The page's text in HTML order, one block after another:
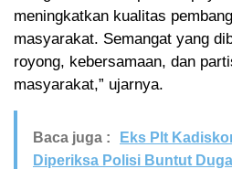
meningkatkan kualitas
masyarakat. Semangat yang
royong, kebersamaan, dan
masyarakat,” ujarnya.
Baca juga :
Eks Plt
Diperiksa Polisi Buntut